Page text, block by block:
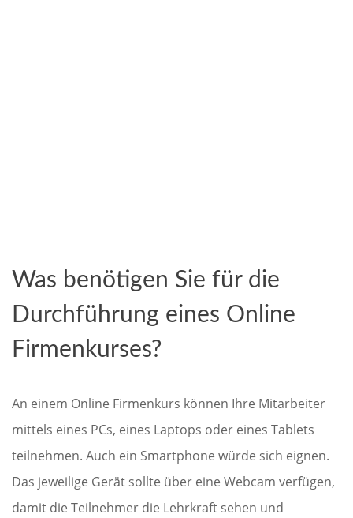
Was benötigen Sie für die
Durchführung eines Online
Firmenkurses?
An einem Online Firmenkurs können Ihre Mitarbeiter
mittels eines PCs, eines Laptops oder eines Tablets
teilnehmen. Auch ein Smartphone würde sich eignen.
Das jeweilige Gerät sollte über eine Webcam verfügen,
damit die Teilnehmer die Lehrkraft sehen und